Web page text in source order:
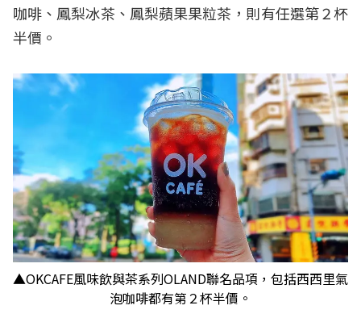
咖啡、鳳梨冰茶、鳳梨蘋果果粒茶，則有任選第２杯
半價。
▲OKCAFE風味飲與茶系列OLAND聯名品項，包括西西里氣
泡咖啡都有第２杯半價。